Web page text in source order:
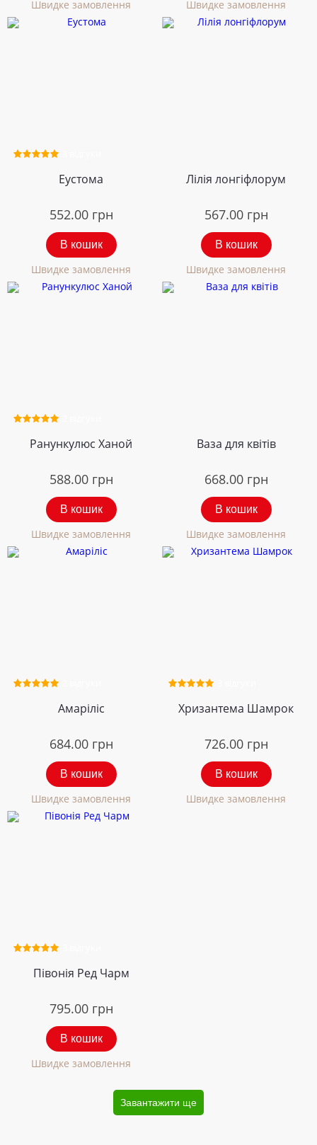
Швидке замовлення Швидке замовлення
Еустома
552.00 грн
В кошик
Швидке замовлення
Лілія лонгіфлорум
567.00 грн
В кошик
Швидке замовлення
Ранункулюс Ханой
588.00 грн
В кошик
Швидке замовлення
Ваза для квітів
668.00 грн
В кошик
Швидке замовлення
Амаріліс
684.00 грн
В кошик
Швидке замовлення
Хризантема Шамрок
726.00 грн
В кошик
Швидке замовлення
Півонія Ред Чарм
795.00 грн
В кошик
Швидке замовлення
Завантажити ще